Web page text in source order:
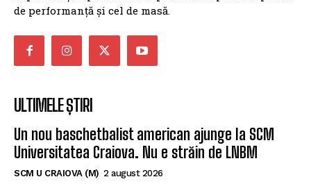
suporteri și o platformă de promovare pentru sportul
ULTIMELE ȘTIRI
Un nou baschetbalist american ajunge la SCM
Universitatea Craiova. Nu e străin de LNBM